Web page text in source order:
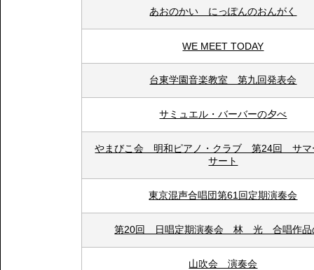
あおのかい にっぽんのおんがく
WE MEET TODAY
台東学園音楽教室 第九回発表会
サミュエル・バーバーの夕べ
やまびこ会 明和ピアノ・クラブ 第24回 サマ
サート
東京混声合唱団第61回定期演奏会
第20回 日唱定期演奏会 林 光 合唱作品
山吹会 演奏会